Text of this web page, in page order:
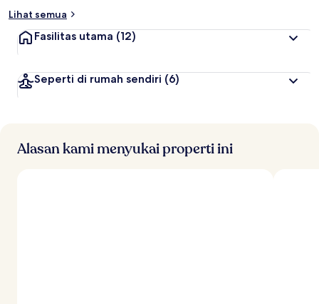
Lihat semua
Fasilitas utama (12)
Seperti di rumah sendiri (6)
Alasan kami menyukai properti ini